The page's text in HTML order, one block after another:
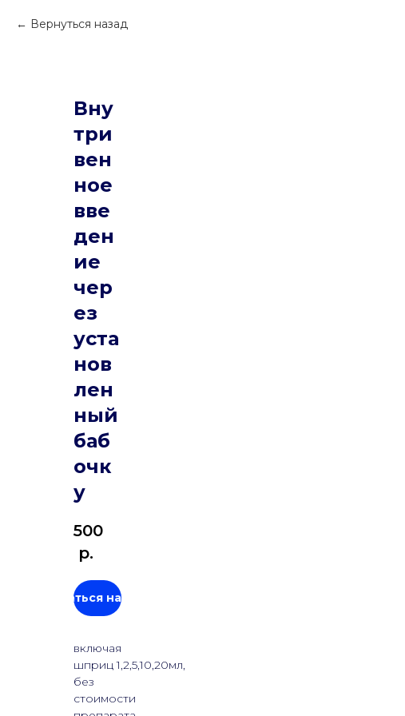
Вернуться назад
Вну
три
вен
ное
вве
ден
ие
чер
ез
уста
нов
лен
ный
баб
очк
у
500
р.
Записаться на прием
включая
шприц 1,2,5,10,20мл,
без
стоимости